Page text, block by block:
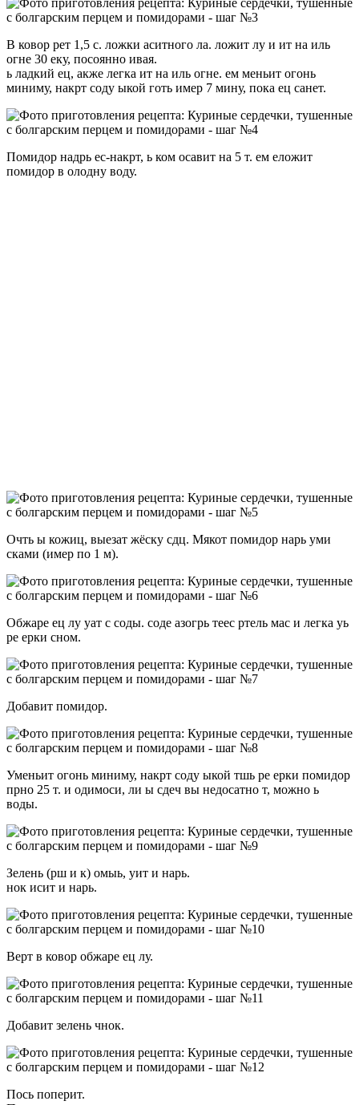
В ковор рет 1,5 с. ложки аситного ла. ложит лу и ит на иль
огне 30 еку, посоянно ивая.
ь ладкий ец, акже легка ит на иль огне. ем меньит огонь
миниму, накрт соду ыкой готь имер 7 мину, пока ец санет.
Помидор надрь ес-накрт, ь ком осавит на 5 т. ем еложит
помидор в олодну воду.
Очть ы кожиц, выезат жёску сдц. Мякот помидор нарь уми
сками (имер по 1 м).
Обжаре ец лу уат с соды. соде азогрь теес ртель мас и легка уь
ре ерки сном.
Добавит помидор.
Уменьит огонь миниму, накрт соду ыкой тшь ре ерки помидор
прно 25 т. и одимоси, ли ы сдеч вы недосатно т, можно ь
воды.
Зелень (рш и к) омыь, уит и нарь.
нок исит и нарь.
Верт в ковор обжаре ец лу.
Добавит зелень чнок.
Пось поперит.